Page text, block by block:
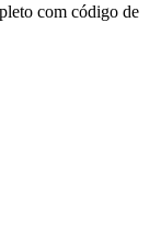
com código de